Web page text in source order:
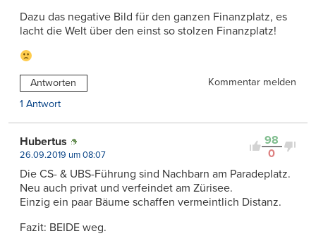
Dazu das negative Bild für den ganzen Finanzplatz, es
lacht die Welt über den einst so stolzen Finanzplatz!
Antworten
Kommentar melden
1 Antwort
98
0
Hubertus
26.09.2019 um 08:07
Die CS- & UBS-Führung sind Nachbarn am Paradeplatz.
Neu auch privat und verfeindet am Zürisee.
Einzig ein paar Bäume schaffen vermeintlich Distanz.
Fazit: BEIDE weg.